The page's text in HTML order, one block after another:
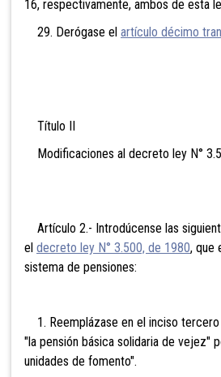
16, respectivamente, ambos de esta
29. Derógase el artículo décimo
Título II
Modificaciones al decreto ley N°
Artículo 2.- Introdúcense las
el decreto ley N° 3.500, de 1980, que
sistema de pensiones:
1. Reemplázase en el inciso
"la pensión básica solidaria de vejez"
unidades de fomento".